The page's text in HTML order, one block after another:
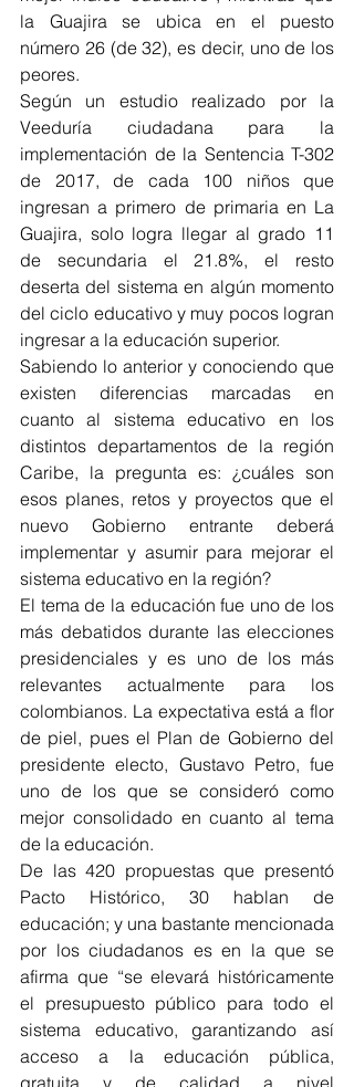
la Guajira se ubica en el puesto
número 26 (de 32), es decir, uno de los
peores.
Según un estudio realizado por la
Veeduría ciudadana para la
implementación de la Sentencia T-302
de 2017, de cada 100 niños que
ingresan a primero de primaria en La
Guajira, solo logra llegar al grado 11
de secundaria el 21.8%, el resto
deserta del sistema en algún momento
del ciclo educativo y muy pocos logran
ingresar a la educación superior.
Sabiendo lo anterior y conociendo que
existen diferencias marcadas en
cuanto al sistema educativo en los
distintos departamentos de la región
Caribe, la pregunta es: ¿cuáles son
esos planes, retos y proyectos que el
nuevo Gobierno entrante deberá
implementar y asumir para mejorar el
sistema educativo en la región?
El tema de la educación fue uno de los
más debatidos durante las elecciones
presidenciales y es uno de los más
relevantes actualmente para los
colombianos. La expectativa está a flor
de piel, pues el Plan de Gobierno del
presidente electo, Gustavo Petro, fue
uno de los que se consideró como
mejor consolidado en cuanto al tema
de la educación.
De las 420 propuestas que presentó
Pacto Histórico, 30 hablan de
educación; y una bastante mencionada
por los ciudadanos es en la que se
afirma que “se elevará históricamente
el presupuesto público para todo el
sistema educativo, garantizando así
acceso a la educación pública,
gratuita y de calidad a nivel